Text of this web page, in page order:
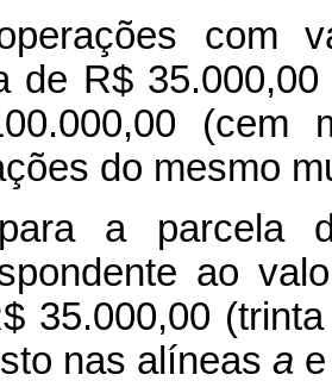
com
de R$
(cem
do mesmo
a parcela
ao
35.000,00
nas alíneas a